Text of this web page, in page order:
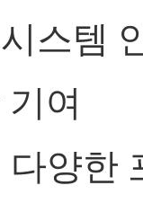
스템
여
양한